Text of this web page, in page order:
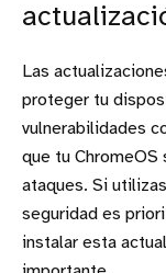
Las
proteger tu
vulnerabilidades
que tu
ataques. Si
seguridad es
instalar esta